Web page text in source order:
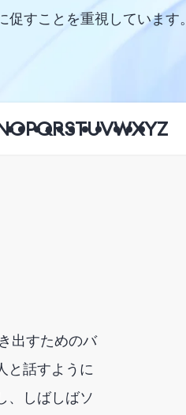
すことを重視しています。
OPQRSTUVWXYZ
出すためのバ
と話すように
、しばしばソ